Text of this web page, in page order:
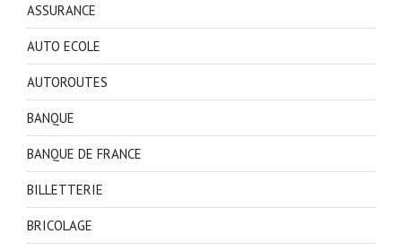
ASSURANCE
AUTO ECOLE
AUTOROUTES
BANQUE
BANQUE DE FRANCE
BILLETTERIE
BRICOLAGE